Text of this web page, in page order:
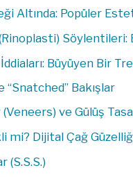
Altında: Popüler
Söylentileri:
Büyüyen Bir
“Snatched” Bakışlar
ve Gülüş
mi? Dijital Çağ
(S.S.S.)